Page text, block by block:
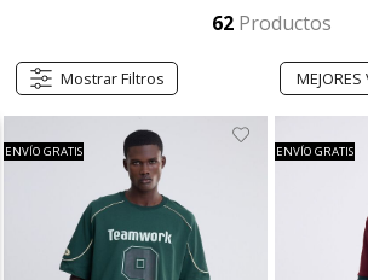
62Productos
Mostrar Filtros
ENVÍO GRATIS ENVÍO GRATIS